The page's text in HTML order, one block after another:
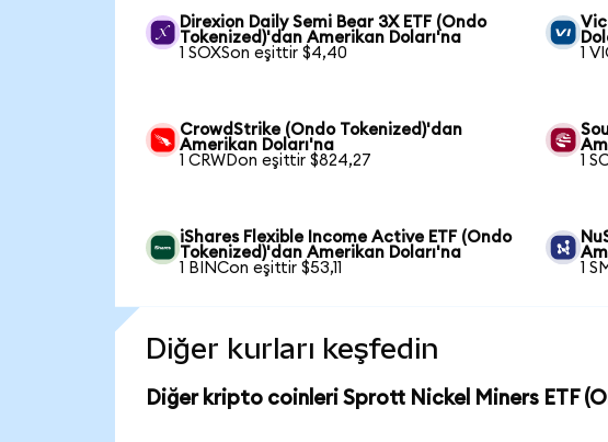
Direxion Daily Semi Bear 3X ETF (Ondo
Tokenized)'dan Amerikan Doları'na
1 SOXSon eşittir $4,40
1
CrowdStrike (Ondo Tokenized)'dan
Amerikan Doları'na
1 CRWDon eşittir $824,27
1
iShares Flexible Income Active ETF (Ondo
Tokenized)'dan Amerikan Doları'na
1 BINCon eşittir $53,11
1
Diğer kurları keşfedin
Diğer kripto coinleri Sprott Nickel Miners ETF